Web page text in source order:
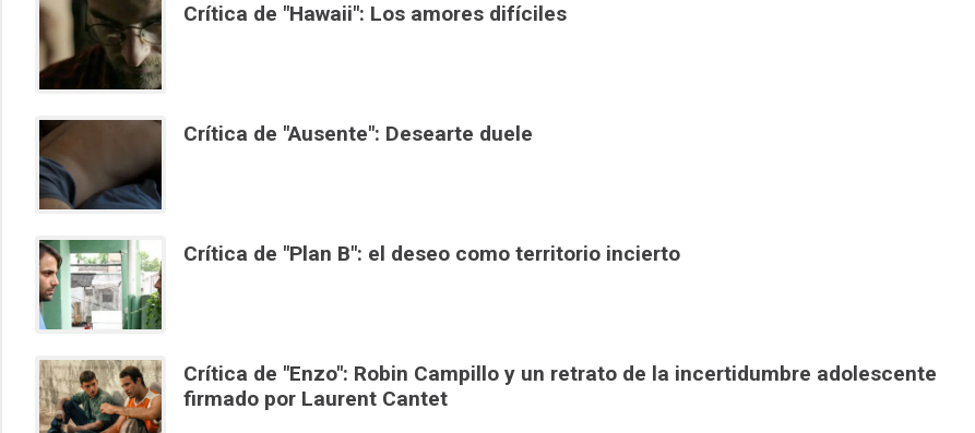
Crítica de "Hawaii": Los amores difíciles
Crítica de "Ausente": Desearte duele
Crítica de "Plan B": el deseo como territorio incierto
Crítica de "Enzo": Robin Campillo y un retrato de la incertidumbre adolescente
firmado por Laurent Cantet